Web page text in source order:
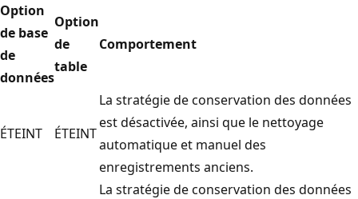
Option
de base
de
données
Option
de
table
Comportement
ÉTEINT ÉTEINT
La stratégie de conservation des données
est désactivée, ainsi que le nettoyage
automatique et manuel des
enregistrements anciens.
La stratégie de conservation des données